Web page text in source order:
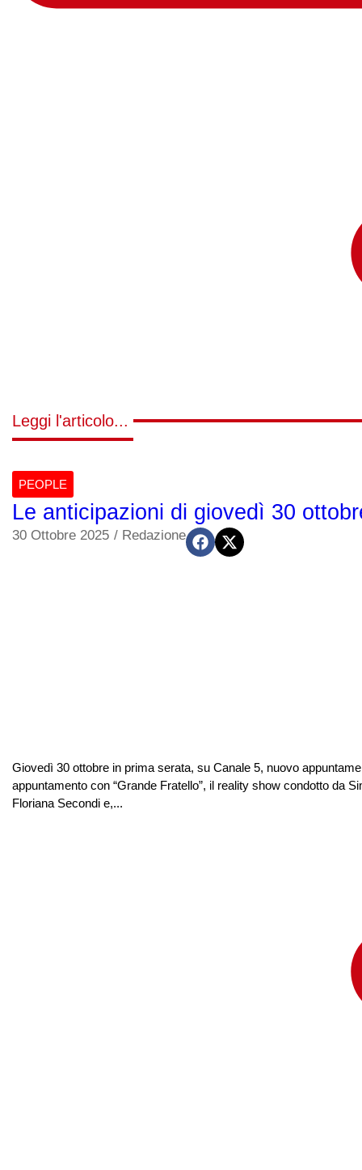
Leggi l'articolo...
PEOPLE
Le anticipazioni di giovedì 30
30 Ottobre 2025 / Redazione
Giovedì 30 ottobre in prima serata, su Canale 5, nuovo
appuntamento con “Grande Fratello”, il reality show condotto da
Floriana Secondi e,...